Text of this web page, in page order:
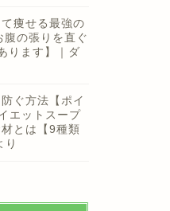
痩せる最強の
腹の張りを直ぐ
ります】｜ダ
ぐ方法【ポイ
エットスープ
とは【9種類
り